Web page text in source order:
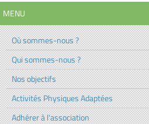
MENU
Où sommes-nous ?
Qui sommes-nous ?
Nos objectifs
Activités Physiques Adaptées
Adhérer à l'association